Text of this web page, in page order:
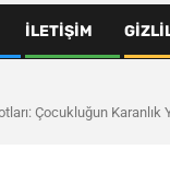
İLETIŞIM
Çocukluğun Karanlık